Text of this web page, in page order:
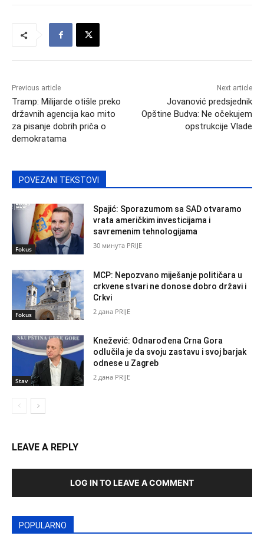
Previous article
Tramp: Milijarde otišle preko
državnih agencija kao mito
za pisanje dobrih priča o
demokratama
Next article
Jovanović predsjednik
Opštine Budva: Ne očekujem
opstrukcije Vlade
POVEZANI TEKSTOVI
Fokus
Spajić: Sporazumom sa SAD otvaramo
vrata američkim investicijama i
savremenim tehnologijama
30 минута PRIJE
Fokus
MCP: Nepozvano miješanje političara u
crkvene stvari ne donose dobro državi i
Crkvi
2 дана PRIJE
Stav
Knežević: Odnarođena Crna Gora
odlučila je da svoju zastavu i svoj barjak
odnese u Zagreb
2 дана PRIJE
LEAVE A REPLY
LOG IN TO LEAVE A COMMENT
POPULARNO